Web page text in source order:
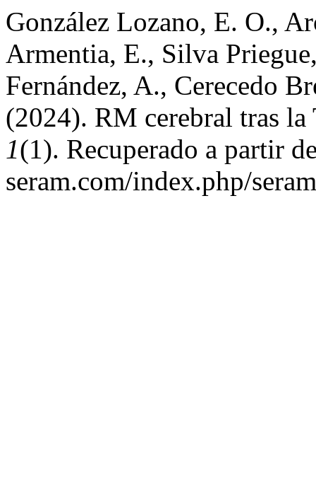
González Lozano, E. O.,
Armentia, E., Silva
Fernández, A., Cerecedo
(2024). RM cerebral tras
1(1). Recuperado a partir
seram.com/index.php/